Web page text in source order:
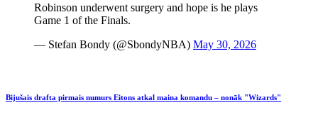
Robinson underwent surgery and hope is he plays
Game 1 of the Finals.
— Stefan Bondy (@SbondyNBA) May 30, 2026
Bijušais drafta pirmais numurs Eitons atkal maina komandu – nonāk "Wizards"